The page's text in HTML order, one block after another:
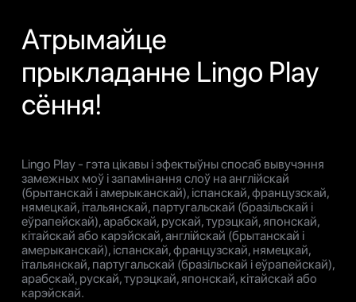
Атрымайце
прыкладанне Lingo Play
сёння!
Lingo Play - гэта цікавы і эфектыўны спосаб вывучэння
замежных моў і запамінання слоў на англійскай
(брытанскай і амерыканскай), іспанскай, французскай,
нямецкай, італьянскай, партугальскай (бразільскай і
еўрапейскай), арабскай, рускай, турэцкай, японскай,
кітайскай або карэйскай, англійскай (брытанскай і
амерыканскай), іспанскай, французскай, нямецкай,
італьянскай, партугальскай (бразільскай і еўрапейскай),
арабскай, рускай, турэцкай, японскай, кітайскай або
карэйскай.